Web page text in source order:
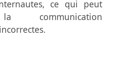
ce qui peut
communication